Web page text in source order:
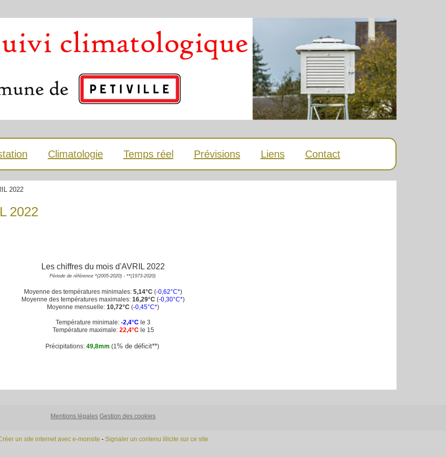
Climatologie Temps réel Prévisions Liens Contact
2022
2022
Les chiffres du mois d'AVRIL 2022
Période de référence *(2005-2020) - **(1973-2020)
Moyenne des températures minimales: 5,14°C (-0,62°C*)
Moyenne des températures maximales: 16,29°C (-0,30°C*)
Moyenne mensuelle: 10,72°C (-0,45°C*)
Température minimale: -2,4°C le 3
Température maximale: 22,4°Cle 15
Précipitations: 49,8mm (1 % de déficit**)
Mentions légales Gestion des cookies
un site internet avec e-monsite - Signaler un contenu illicite sur ce site